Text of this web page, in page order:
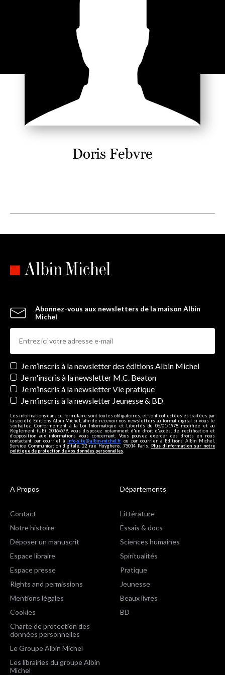
Doris Febvre
Abonnez-vous aux newsletters de la maison Albin
Michel
Newsletters
Je m’inscris à la newsletter des éditions Albin Michel
Je m'inscris à la newsletter M.C. Beaton
Je m’inscris à la newsletter Vie pratique
Je m’inscris à la newsletter Jeunesse & BD
Les informations dans ce formulaire sont toutes obligatoires, et sont collectées et traitées par
la société Editions Albin Michel, afin de recevoir nos newsletters au format digital si vous le
souhaitez. Conformément à la Loi Informatique et Libertés du 06/01/1978 modifiée et au
Règlement (UE) 2016/679, vous disposez notamment d'un droit d'accès, de rectification et
d’opposition aux informations vous concernant. Vous pouvez exercer ces droits en nous
contactant par courriel à info-site@albin-michel.fr ou par courrier à Editions Albin Michel,
Service Communication digitale, 22 rue Huyghens, 75014 Paris. Plus d’information sur notre
politique de protection de vos données personnelles
A Propos
Contact
Notre histoire
Déposer un manuscrit
Espace libraire
Espace presse
Rights and permissions
Mentions légales
Cookies
Charte de protection des
données personnelles
Le Groupe Albin Michel
Les librairies du groupe Albin
Michel
Départements
Littérature
Essais & docs
Sciences humaines
Spiritualités
Pratique
Jeunesse
Beaux livres
BD